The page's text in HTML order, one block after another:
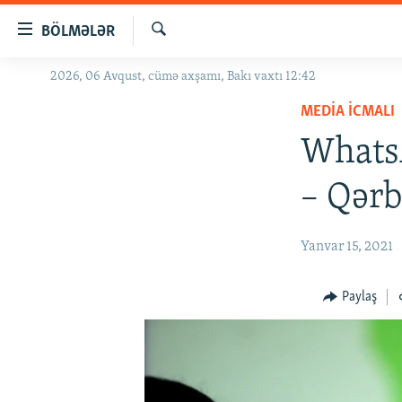
BÖLMƏLƏR
GÜNDƏM
Axtar
2026, 06 Avqust, cümə axşamı, Bakı vaxtı 12:42
MEDIA ICMALI
–
Yanvar 15, 2021
Paylaş